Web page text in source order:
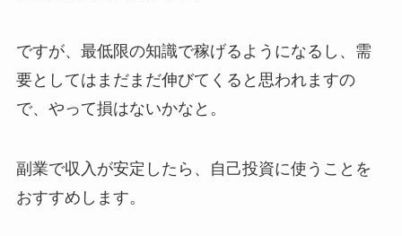
ですが、最低限の知識で稼げるようになるし、需
要としてはまだまだ伸びてくると思われますの
で、やって損はないかなと。
副業で収入が安定したら、自己投資に使うことを
おすすめします。